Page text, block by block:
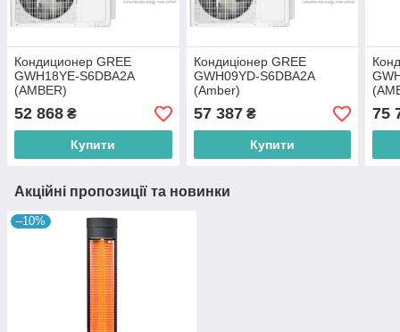
Кондиционер GREE
GWH18YE-S6DBA2A
(AMBER)
52 868 ₴
Купити
Кондиціонер GREE
GWH09YD-S6DBA2A
(Amber)
57 387₴
Купити
75
Акційні пропозиції та новинки
–10%